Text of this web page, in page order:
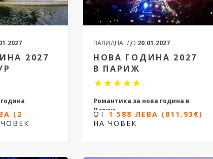
2027
(2
ВАЛИДНА: ДО 20.01.2027
НОВА ГОДИНА 2027
В ПАРИЖ
Романтика за нова година в
Париж
6 дни / 5 нощувки
ОТ 1 588 ЛЕВА (811.93€)
НА ЧОВЕК